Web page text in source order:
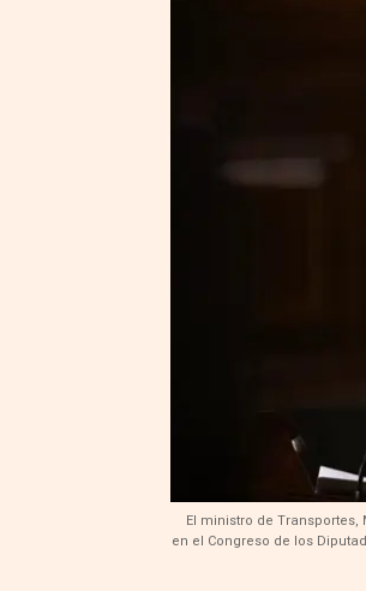
El ministro de
en el Congreso de los